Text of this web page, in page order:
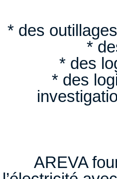
* des
*
* des
* des
AREVA